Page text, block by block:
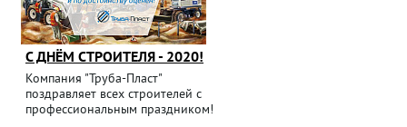
С ДНЁМ СТРОИТЕЛЯ - 2020!
Компания "Труба-Пласт"
поздравляет всех строителей с
профессиональным праздником!